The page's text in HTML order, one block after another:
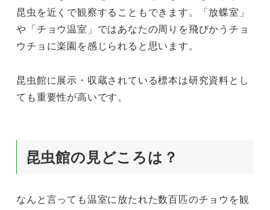
昆虫を近くで観察することもできます。「放蝶室」
や「チョウ温室」ではあなたの周りを飛びかうチョ
ウチョに楽園を感じられると思います。
昆虫館に展示・収蔵されている標本は研究資料とし
ても重要性が高いです。
昆虫館の見どころは？
なんと言っても温室に放たれた数百匹のチョウを観